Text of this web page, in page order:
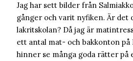
Jag har sett bilder från
gånger och varit nyfiken. Är det
lakritskolan? Då jag är
ett antal mat- och bakkonton på
hinner se många goda rätter på